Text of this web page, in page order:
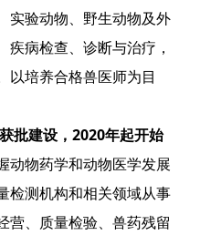
实验动物、野生动物及外
病检查、诊断与治疗，
以培养合格兽医师为目
批建设，2020年起开始
动物药学和动物医学发展
检测机构和相关领域从事
营、质量检验、兽药残留